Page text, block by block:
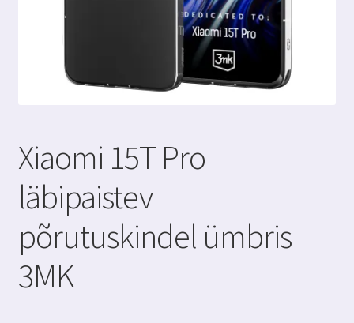
Xiaomi 15T Pro
läbipaistev
põrutuskindel ümbris
3MK